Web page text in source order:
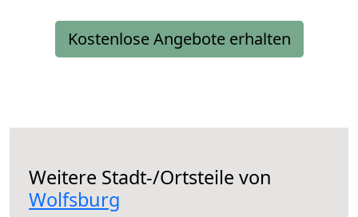
Kostenlose Angebote erhalten
Weitere Stadt-/Ortsteile von
Wolfsburg